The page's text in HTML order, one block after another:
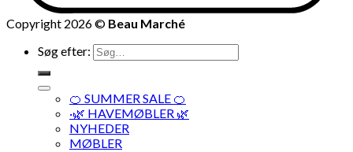
Copyright 2026 © Beau Marché
Søg efter:
🍊 SUMMER SALE 🍊
·🌿 HAVEMØBLER 🌿
NYHEDER
MØBLER